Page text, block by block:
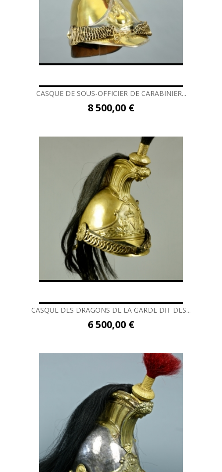
CASQUE DE SOUS-OFFICIER DE CARABINIER...
8 500,00 €
CASQUE DES DRAGONS DE LA GARDE DIT DES...
6 500,00 €